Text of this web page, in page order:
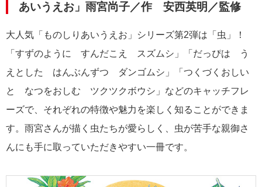
あいうえお」雨宮尚子／作 安西英明／監修
大人気「ものしりあいうえお」シリーズ第2弾は「虫」！
「すずのように すんだこえ スズムシ」「だっぴは う
えとした はんぶんずつ ダンゴムシ」「つくづくおしい
と なつをおしむ ツクツクボウシ」などのキャッチフレ
ーズで、それぞれの特徴や魅力を楽しく知ることができま
す。雨宮さんが描く虫たちが愛らしく、虫が苦手な親御さ
んにも手に取っていただきやすい一冊です。